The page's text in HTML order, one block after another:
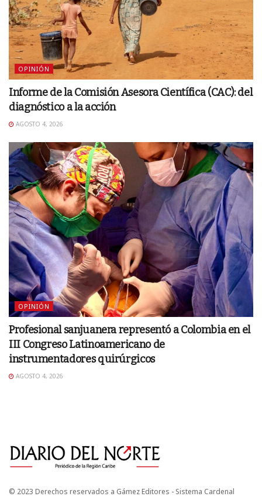
OPINIÓN
Informe de la Comisión Asesora Científica (CAC): del
diagnóstico a la acción
AGOSTO 4, 2026
OPINIÓN
Profesional sanjuanera representó a Colombia en el
III Congreso Latinoamericano de
instrumentadores quirúrgicos
AGOSTO 4, 2026
© 2023 Derechos reservados a Gámez Editores - Sistema Cardenal